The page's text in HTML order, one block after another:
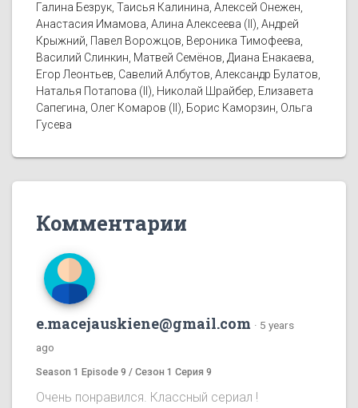
Галина Безрук, Таисья Калинина, Алексей Онежен,
Анастасия Имамова, Алина Алексеева (II), Андрей
Крыжний, Павел Ворожцов, Вероника Тимофеева,
Василий Слинкин, Матвей Семёнов, Диана Енакаева,
Егор Леонтьев, Савелий Албутов, Александр Булатов,
Наталья Потапова (II), Николай Шрайбер, Елизавета
Сапегина, Олег Комаров (II), Борис Каморзин, Ольга
Гусева
Комментарии
e.macejauskiene@gmail.com · 5 years
ago
Season 1 Episode 9 / Сезон 1 Серия 9
Очень понравился. Классный сериал !